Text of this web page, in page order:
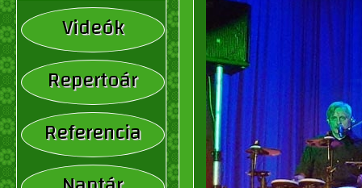
Videók
Repertoár
Referencia